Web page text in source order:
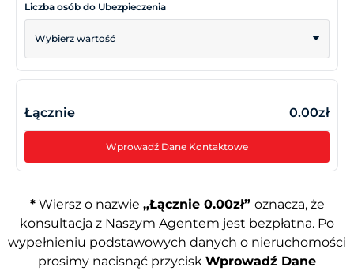
Liczba osób do Ubezpieczenia
Wybierz wartość
Łącznie 0.00zł
Wprowadź Dane Kontaktowe
*Wiersz o nazwie „Łącznie 0.00zł” oznacza, że
konsultacja z Naszym Agentem jest bezpłatna. Po
wypełnieniu podstawowych danych o nieruchomości
prosimy nacisnąć przycisk Wprowadź Dane